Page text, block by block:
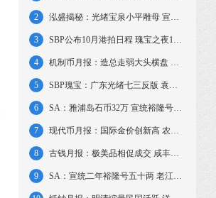
2 泓盛揭秘：光绪宝泉小平雕母 宣三反龙阳叶
3 SBP公布10月港拍日程 瑰宝之夜13日率先举行
4 机制币月报：造总走弱大头横盘 湖北江南略强
5 SBP瑰宝：广东光绪七三反版 袁像洪宪飞龙金
6 SA：雅浦岛石币32万 宣统裕隆号五十两12万
7 现代币月报：国际金价创新高 农作物套装亮眼
8 古钱月报：极美品相促成交 咸丰大钱火爆仍旧
9 SA：宣统二年裕隆号五十两 老江南七钱二分